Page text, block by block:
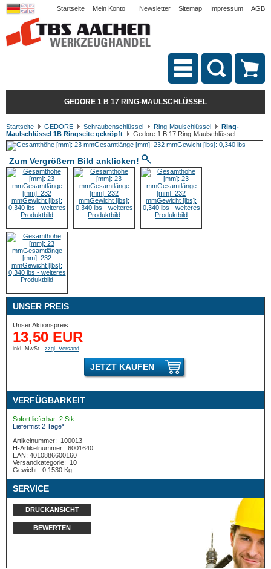
Startseite Mein Konto Newsletter Sitemap Impressum AGB
GEDORE 1 B 17 RING-MAULSCHLÜSSEL
Startseite GEDORE Schraubenschlüssel Ring-Maulschlüssel
Ring-
Maulschlüssel 1B Ringseite gekröpft
Gedore 1 B 17 Ring-Maulschlüssel
Zum Vergrößern Bild anklicken!
UNSER PREIS
Unser Aktionspreis:
13,50 EUR
inkl. MwSt. zzgl. Versand
JETZT KAUFEN
VERFÜGBARKEIT
Sofort lieferbar: 2 Stk
Lieferfrist 2 Tage*
Artikelnummer:
100013
H-Artikelnummer: 6001640
EAN: 4010886600160
Versandkategorie:
10
Gewicht: 0,1530 Kg
SERVICE
DRUCKANSICHT
BEWERTEN